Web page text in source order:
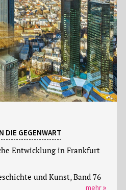
DIE GEGENWART
Entwicklung in Frankfurt
und Kunst, Band 76
mehr